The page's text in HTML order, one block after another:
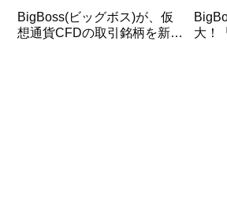
BigBoss(ビッグボス)が、仮
想通貨CFDの取引銘柄を新た
大！